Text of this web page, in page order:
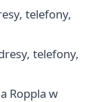
telefony,
telefony,
Roppla w